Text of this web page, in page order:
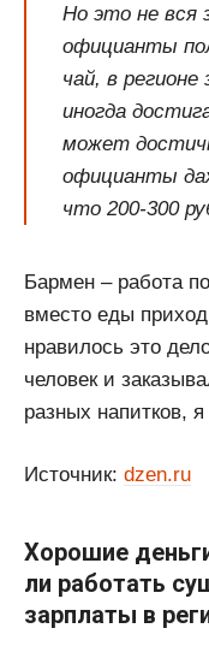
Но это не вся
официанты
чай, в
иногда
может
официанты
что 200-300
Бармен – работа
вместо еды
нравилось это
человек и
разных напитков,
Источник: dzen.ru
Хорошие
ли работать
зарплаты в